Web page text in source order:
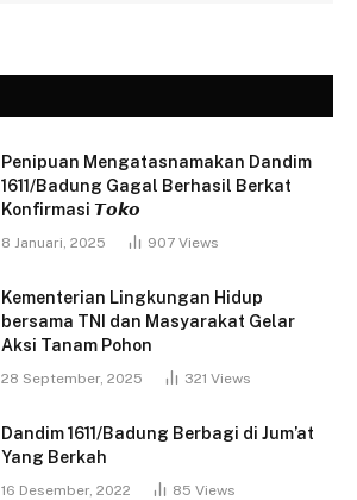
Penipuan Mengatasnamakan Dandim
1611/Badung Gagal Berhasil Berkat
Konfirmasi 𝙏𝙤𝙠𝙤
8 Januari, 2025 907 Views
Kementerian Lingkungan Hidup
bersama TNI dan Masyarakat Gelar
Aksi Tanam Pohon
28 September, 2025 321 Views
Dandim 1611/Badung Berbagi di Jum’at
Yang Berkah
16 Desember, 2022 85 Views